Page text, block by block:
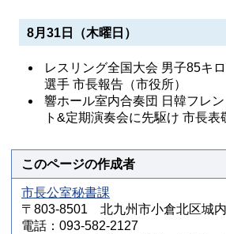
8月31日（木曜日）
レスリング全国大会 男子85キ
選手 市長報告（市役所）
響ホール室内合奏団 日韓フレ
ト&定期演奏会に先駆け 市長表
このページの作成者
市長公室秘書課
〒803-8501 北九州市小倉北区城
電話：093-582-2127